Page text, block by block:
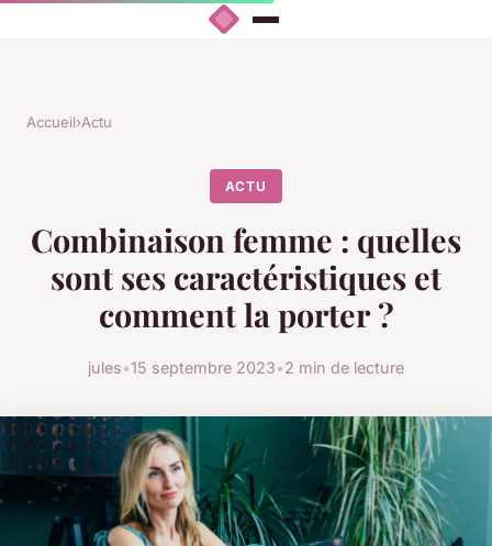
Accueil›Actu
ACTU
Combinaison femme : quelles
sont ses caractéristiques et
comment la porter ?
jules•15 septembre 2023•2 min de lecture